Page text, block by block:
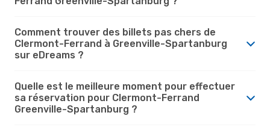
Comment trouver des billets pas chers de
Clermont-Ferrand à Greenville-Spartanburg
sur eDreams ?
Quelle est le meilleure moment pour effectuer
sa réservation pour Clermont-Ferrand
Greenville-Spartanburg ?